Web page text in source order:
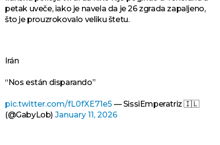
petak uveče, iako je navela da je 26 zgrada zapaljeno,
što je prouzrokovalo veliku štetu.
Irán
“Nos están disparando”
pic.twitter.com/fL0fXE71e5 — SissiEmperatriz 🇮🇱
(@GabyLob) January 11, 2026